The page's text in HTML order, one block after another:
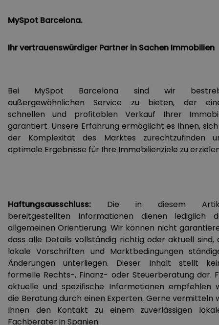
MySpot Barcelona.
Ihr vertrauenswürdiger Partner in Sachen Immobilien
Bei MySpot Barcelona sind wir
außergewöhnlichen Service zu bieten, der
schnellen und profitablen Verkauf Ihrer
garantiert. Unsere Erfahrung ermöglicht es Ihnen,
der Komplexität des Marktes zurechtzufinden
optimale Ergebnisse für Ihre Immobilienziele zu
Haftungsausschluss: Die in diesem
bereitgestellten Informationen dienen lediglich
allgemeinen Orientierung. Wir können nicht
dass alle Details vollständig richtig oder aktuell sind,
lokale Vorschriften und Marktbedingungen
Änderungen unterliegen. Dieser Inhalt stellt
formelle Rechts-, Finanz- oder Steuerberatung dar.
aktuelle und spezifische Informationen empfehlen
die Beratung durch einen Experten. Gerne vermitteln
Ihnen den Kontakt zu einem zuverlässigen
Fachberater in Spanien.